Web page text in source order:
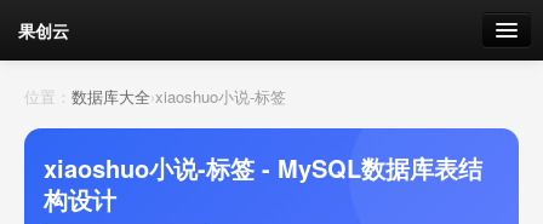
果创云
数据表单
API接口
云存储
位置： 数据库大全›xiaoshuo小说-标签
xiaoshuo小说-标签 - MySQL数据库表结
构设计